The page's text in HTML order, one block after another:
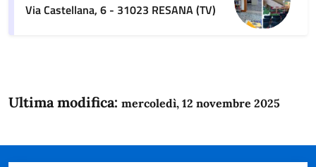
Via Castellana, 6 - 31023 RESANA (TV)
Ultima modifica: mercoledì, 12 novembre 2025